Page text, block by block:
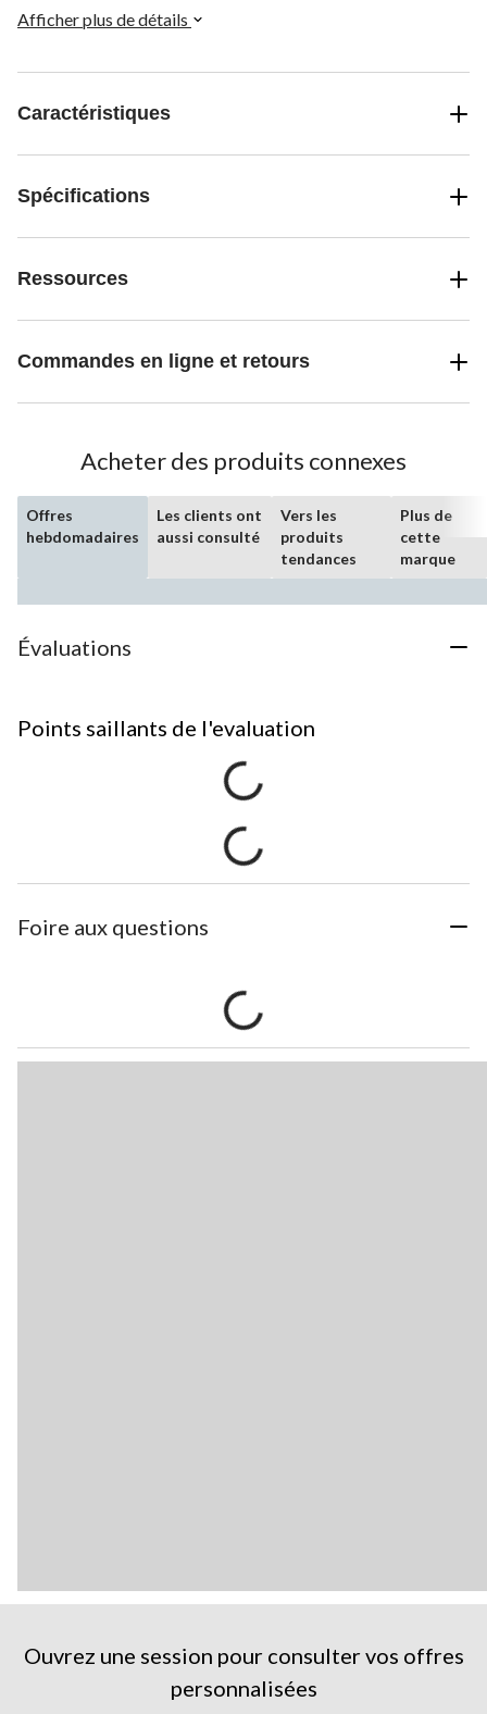
Afficher plus de détails
Caractéristiques
Spécifications
Ressources
Commandes en ligne et retours
Acheter des produits connexes
Offres
hebdomadaires
Les clients ont
aussi consulté
Vers les
produits
tendances
Plus de
cette
marque
Évaluations
Points saillants de l'evaluation
Foire aux questions
Ouvrez une session pour consulter vos offres
personnalisées